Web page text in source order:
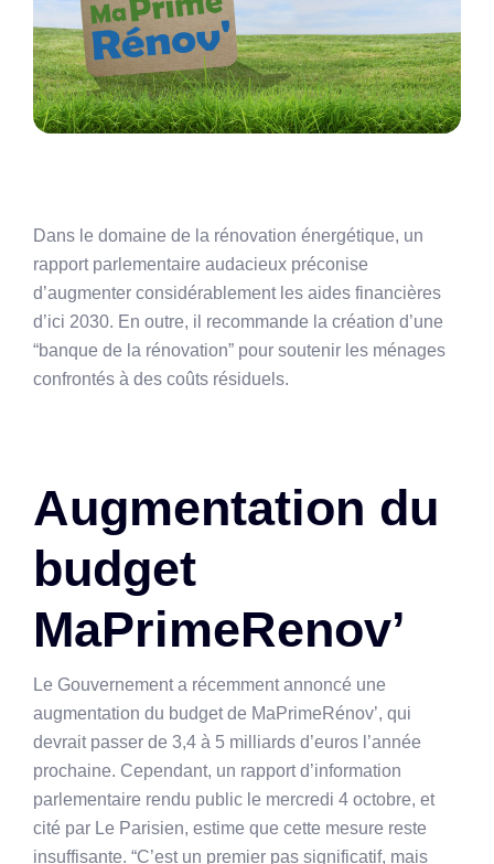
Dans le domaine de la rénovation énergétique, un
rapport parlementaire audacieux préconise
d’augmenter considérablement les aides financières
d’ici 2030. En outre, il recommande la création d’une
“banque de la rénovation” pour soutenir les ménages
confrontés à des coûts résiduels.
Augmentation du
budget
MaPrimeRenov’
Le Gouvernement a récemment annoncé une
augmentation du budget de MaPrimeRénov’, qui
devrait passer de 3,4 à 5 milliards d’euros l’année
prochaine. Cependant, un rapport d’information
parlementaire rendu public le mercredi 4 octobre, et
cité par Le Parisien, estime que cette mesure reste
insuffisante. “C’est un premier pas significatif, mais